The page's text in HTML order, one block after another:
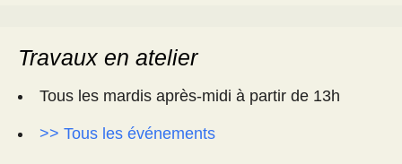
Travaux en atelier
Tous les mardis après-midi à partir de 13h
>> Tous les événements